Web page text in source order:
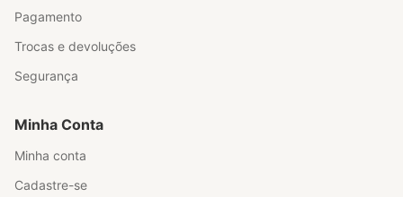
Pagamento
Trocas e devoluções
Segurança
Minha Conta
Minha conta
Cadastre-se